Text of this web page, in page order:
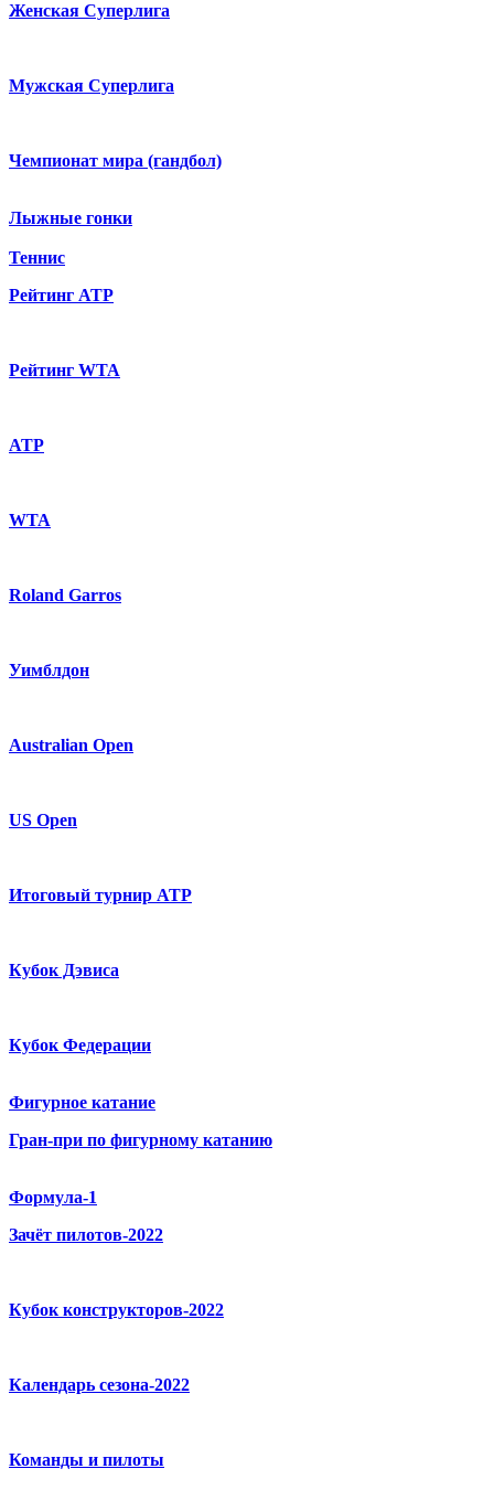
Женская Суперлига
Мужская Суперлига
Чемпионат мира (гандбол)
Лыжные гонки
Теннис
Рейтинг ATP
Рейтинг WTA
ATP
WTA
Roland Garros
Уимблдон
Australian Open
US Open
Итоговый турнир ATP
Кубок Дэвиса
Кубок Федерации
Фигурное катание
Гран-при по фигурному катанию
Формула-1
Зачёт пилотов-2022
Кубок конструкторов-2022
Календарь сезона-2022
Команды и пилоты